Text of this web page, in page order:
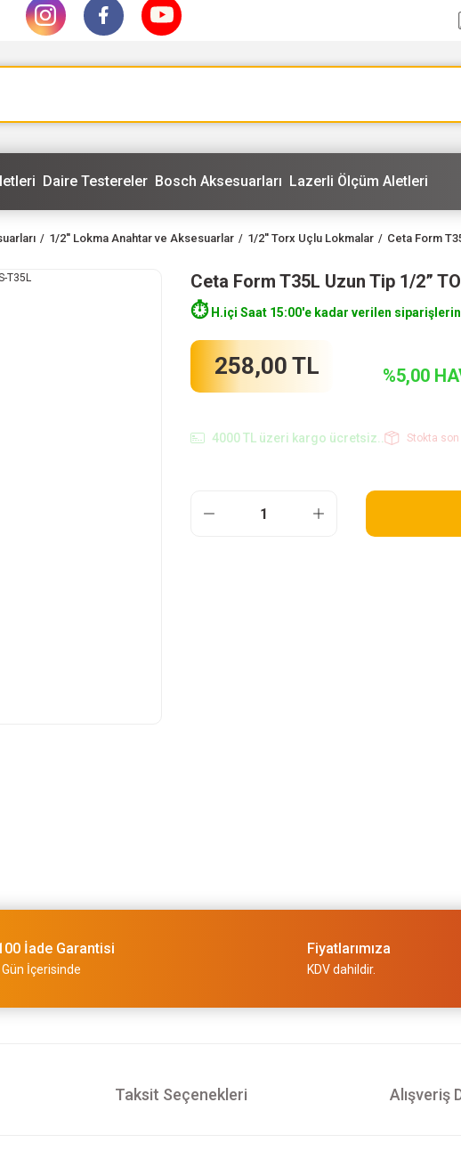
Daire Testereler Bosch Aksesuarları Lazerli Ölçüm Aletleri
1/2'' Lokma Anahtar ve Aksesuarlar 1/2'' Torx Uçlu Lokmalar Ceta Form
Ceta Form T35L Uzun Tip 1/2”
⏱️H.içi Saat 15:00'e kadar verilen
258,00 TL %5,00
4000 TL üzeri kargo ücretsiz.. Stokta
İade Garantisi
Gün İçerisinde
Fiyatlarımıza
KDV dahildir.
Taksit Seçenekleri Alışveriş